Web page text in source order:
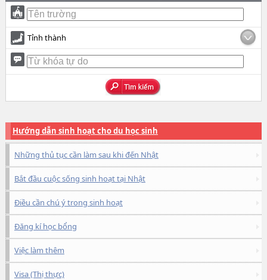
Tỉnh thành
Hướng dẫn sinh hoạt cho du học sinh
Những thủ tục cần làm sau khi đến Nhật
Bắt đầu cuộc sống sinh hoạt tại Nhật
Điều cần chú ý trong sinh hoạt
Đăng kí học bổng
Việc làm thêm
Visa (Thị thực)